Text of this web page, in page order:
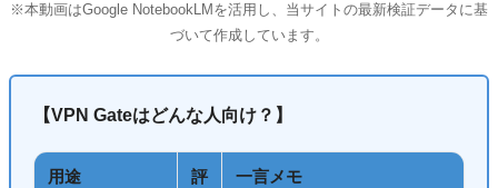
※本動画はGoogle NotebookLMを活用し、当サイトの最新検証データに基
づいて作成しています。
【VPN Gateはどんな人向け？】
用途
評
一言メモ